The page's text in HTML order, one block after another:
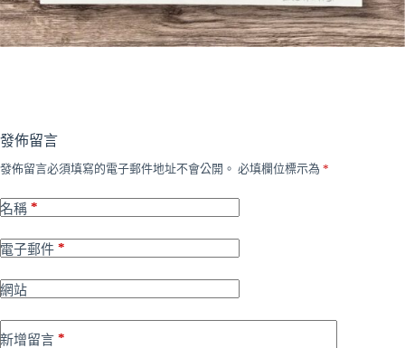
發佈留言
發佈留言必須填寫的電子郵件地址不會公開。 必填欄位標示為 *
名稱 *
電子郵件 *
網站
新增留言 *